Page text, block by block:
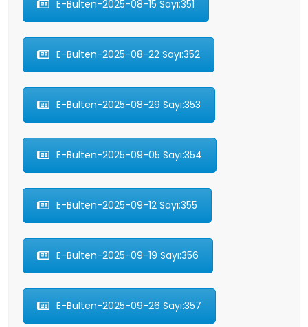
E-Bulten-2025-08-15 Sayı:351
E-Bulten-2025-08-22 Sayı:352
E-Bulten-2025-08-29 Sayı:353
E-Bulten-2025-09-05 Sayı:354
E-Bulten-2025-09-12 Sayı:355
E-Bulten-2025-09-19 Sayı:356
E-Bulten-2025-09-26 Sayı:357